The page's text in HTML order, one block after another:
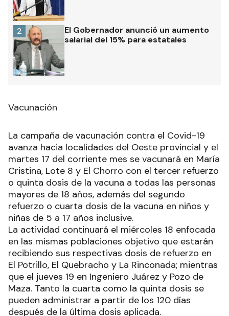
El Gobernador anunció un aumento
salarial del 15% para estatales
2
Vacunación
La campaña de vacunación contra el Covid-19
avanza hacia localidades del Oeste provincial y el
martes 17 del corriente mes se vacunará en María
Cristina, Lote 8 y El Chorro con el tercer refuerzo
o quinta dosis de la vacuna a todas las personas
mayores de 18 años, además del segundo
refuerzo o cuarta dosis de la vacuna en niños y
niñas de 5 a 17 años inclusive.
La actividad continuará el miércoles 18 enfocada
en las mismas poblaciones objetivo que estarán
recibiendo sus respectivas dosis de refuerzo en
El Potrillo, El Quebracho y La Rinconada; mientras
que el jueves 19 en Ingeniero Juárez y Pozo de
Maza. Tanto la cuarta como la quinta dosis se
pueden administrar a partir de los 120 días
después de la última dosis aplicada.